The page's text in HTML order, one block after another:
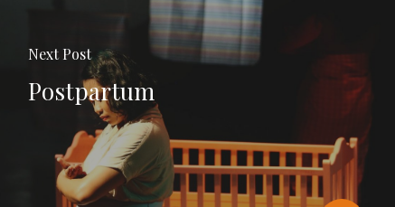
Next Post
Postpartum